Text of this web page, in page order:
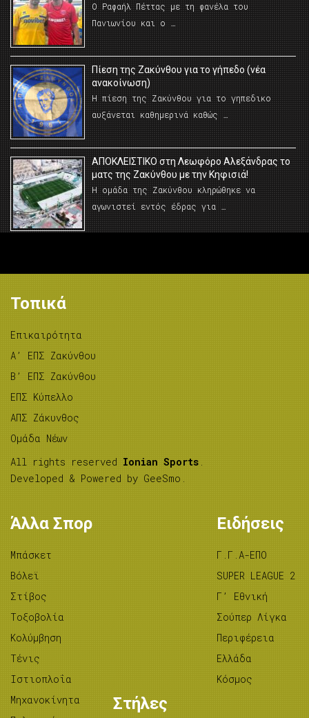
Ο Ραφαήλ Πέττας με τη φανέλα του
Πανιωνίου και ο …
Πίεση της Ζακύνθου για το γήπεδο (νέα
ανακοίνωση)
Η πίεση της Ζακύνθου για το γηπεδικο
αυξάνεται καθημερινά καθώς …
AΠΟΚΛΕΙΣΤΙΚΟ στη Λεωφόρο Αλεξάνδρας το
ματς της Ζακύνθου με την Κηφισιά!
Η ομάδα της Ζακύνθου κληρώθηκε να
αγωνιστεί εντός έδρας για …
Τοπικά
Επικαιρότητα
A’ ΕΠΣ Ζακύνθου
B’ ΕΠΣ Ζακύνθου
ΕΠΣ Κύπελλο
ΑΠΣ Ζάκυνθος
Ομάδα Νέων
All rights reserved Ionian Sports .
Developed & Powered by GeeSmo .
Άλλα Σπορ
Μπάσκετ
Βόλεϊ
Στίβος
Tοξοβολία
Κολύμβηση
Τένις
Ιστιοπλοΐα
Μηχανοκίνητα
Ειδήσεις
Γ.Γ.Α-ΕΠΟ
SUPER LEAGUE 2
Γ’ Εθνική
Σούπερ Λίγκα
Περιφέρεια
Ελλάδα
Κόσμος
Στήλες